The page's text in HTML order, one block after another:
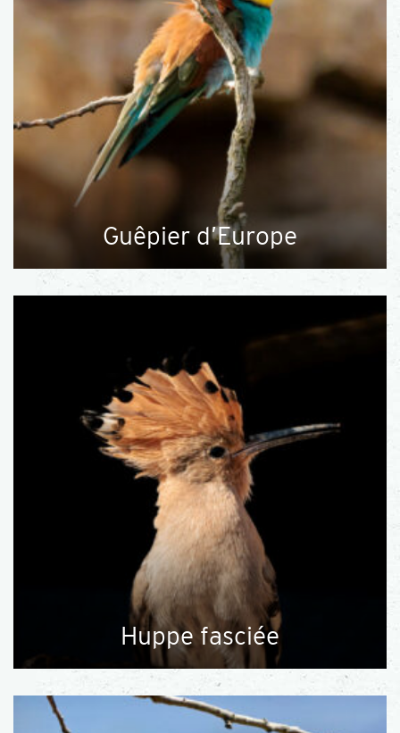
Guêpier d’Europe
Huppe fasciée